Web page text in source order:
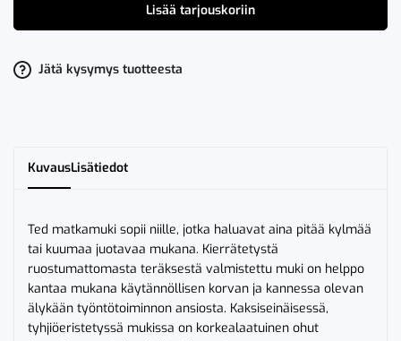
määrä
Lisää tarjouskoriin
Jätä kysymys tuotteesta
KuvausLisätiedot
Ted matkamuki sopii niille, jotka haluavat aina pitää kylmää
tai kuumaa juotavaa mukana. Kierrätetystä
ruostumattomasta teräksestä valmistettu muki on helppo
kantaa mukana käytännöllisen korvan ja kannessa olevan
älykään työntötoiminnon ansiosta. Kaksiseinäisessä,
tyhjiöeristetyssä mukissa on korkealaatuinen ohut